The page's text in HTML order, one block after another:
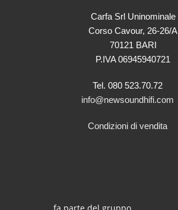
Carfa Srl Uninominale
Corso Cavour, 26-26/A
70121 BARI
P.IVA 06945940721
Tel. 080 523.70.72
info@newsoundhifi.com
Condizioni di vendita